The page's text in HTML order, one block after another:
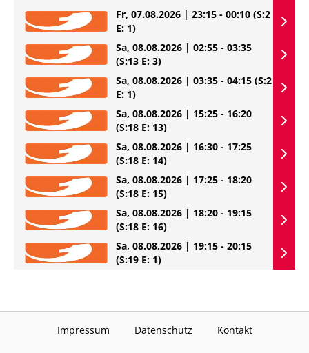
Fr, 07.08.2026 | 23:15 - 00:10 (S:2
E: 1)
Sa, 08.08.2026 | 02:55 - 03:35
(S:13 E: 3)
Sa, 08.08.2026 | 03:35 - 04:15 (S:2
E: 1)
Sa, 08.08.2026 | 15:25 - 16:20
(S:18 E: 13)
Sa, 08.08.2026 | 16:30 - 17:25
(S:18 E: 14)
Sa, 08.08.2026 | 17:25 - 18:20
(S:18 E: 15)
Sa, 08.08.2026 | 18:20 - 19:15
(S:18 E: 16)
Sa, 08.08.2026 | 19:15 - 20:15
(S:19 E: 1)
Impressum Datenschutz Kontakt